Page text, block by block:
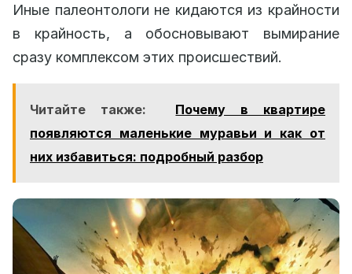
Иные палеонтологи не кидаются из крайности
в крайность, а обосновывают вымирание
сразу комплексом этих происшествий.
Читайте также:
Почему в квартире
появляются маленькие муравьи и как от
них избавиться: подробный разбор